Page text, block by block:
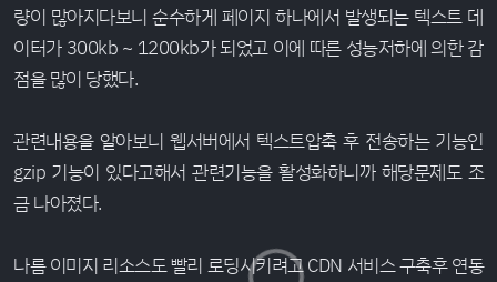
량이 많아지다보니 순수하게 페이지 하나에서 발생되는 텍스트 데
이터가 300kb ~ 1200kb가 되었고 이에 따른 성능저하에 의한 감
점을 많이 당했다.
관련내용을 알아보니 웹서버에서 텍스트압축 후 전송하는 기능인
gzip 기능이 있다고해서 관련기능을 활성화하니까 해당문제도 조
금 나아졌다.
나름 이미지 리소스도 빨리 로딩시키려고 CDN 서비스 구축후 연동